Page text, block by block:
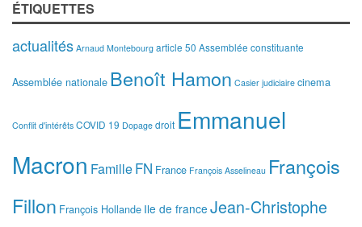
ÉTIQUETTES
actualités Arnaud Montebourg article 50 Assemblée constituante
Assemblée nationale Benoît Hamon Casier judiciaire cinema
Conflit d'intérêts COVID 19 Dopage droit Emmanuel
Macron FamilleFN France François Asselineau François
Fillon François Hollande Ile de france Jean-Christophe